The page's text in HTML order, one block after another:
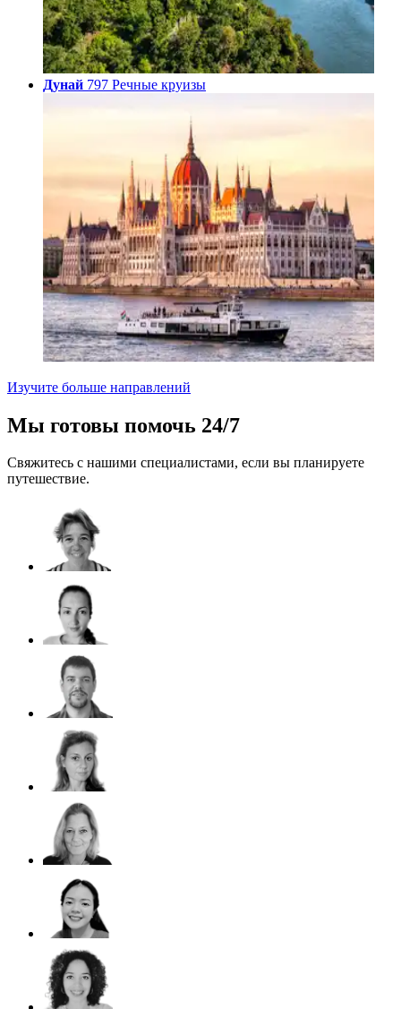
Дунай 797 Речные круизы
Изучите больше направлений
Мы готовы помочь 24/7
Свяжитесь с нашими специалистами, если вы планируете
путешествие.